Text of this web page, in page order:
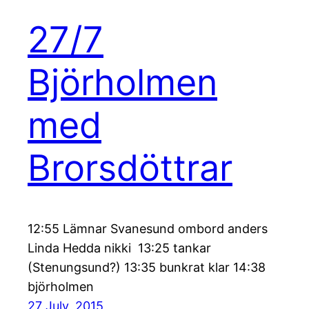
27/7
Björholmen
med
Brorsdöttrar
12:55 Lämnar Svanesund ombord anders
Linda Hedda nikki 13:25 tankar
(Stenungsund?) 13:35 bunkrat klar 14:38
björholmen
27 July, 2015